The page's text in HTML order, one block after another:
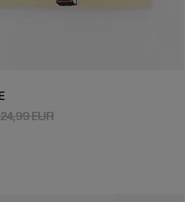
17,99 EUR
24,99 EURAktionspreis: 24,99 EUR